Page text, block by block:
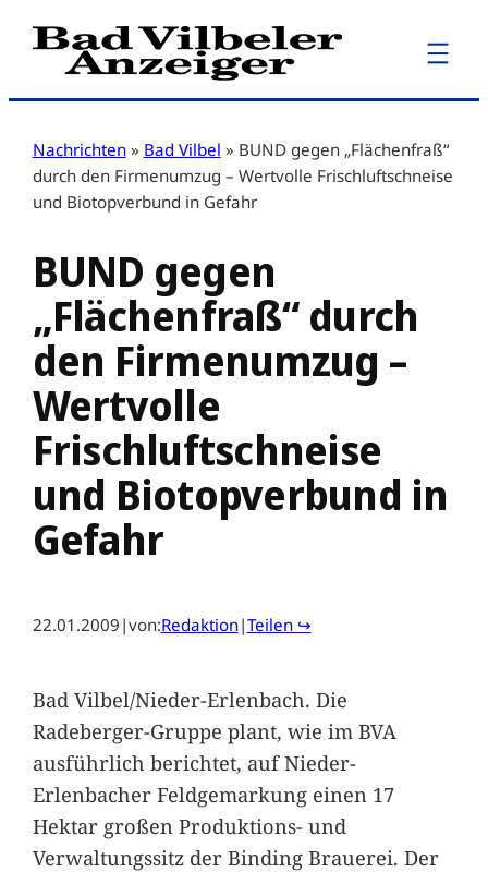
Zum
Inhalt
Nachrichten » Bad Vilbel » BUND gegen „Flächenfraß“
durch den Firmenumzug – Wertvolle Frischluftschneise
und Biotopverbund in Gefahr
BUND gegen
„Flächenfraß“ durch
den Firmenumzug –
Wertvolle
Frischluftschneise
und Biotopverbund in
Gefahr
22.01.2009 |von:Redaktion|Teilen ↪
Bad Vilbel/Nieder-Erlenbach. Die
Radeberger-Gruppe plant, wie im BVA
ausführlich berichtet, auf Nieder-
Erlenbacher Feldgemarkung einen 17
Hektar großen Produktions- und
Verwaltungssitz der Binding Brauerei. Der